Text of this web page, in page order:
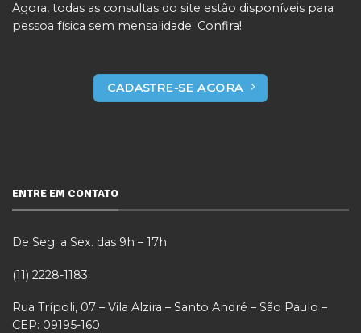
Agora, todas as consultas do site estão disponíveis para
pessoa física sem mensalidade. Confira!
CADASTRE-SE AGORA
ENTRE EM CONTATO
De Seg. a Sex. das 9h – 17h
(11) 2228-1183
Rua Trípoli, 07 – Vila Alzira – Santo André – São Paulo –
CEP: 09195-160